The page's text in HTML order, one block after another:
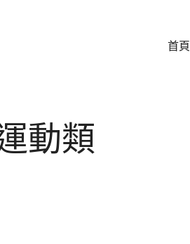
首頁
動類